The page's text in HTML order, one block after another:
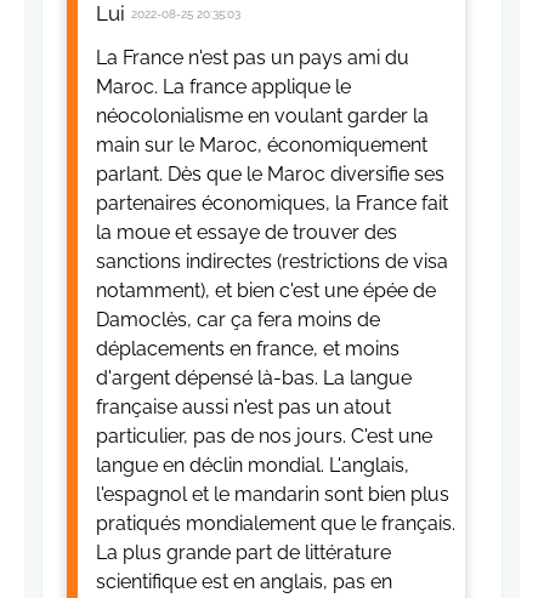
Lui 2022-08-25 20:35:03
La France n'est pas un pays ami du
Maroc. La france applique le
néocolonialisme en voulant garder la
main sur le Maroc, économiquement
parlant. Dès que le Maroc diversifie ses
partenaires économiques, la France fait
la moue et essaye de trouver des
sanctions indirectes (restrictions de visa
notamment), et bien c'est une épée de
Damoclès, car ça fera moins de
déplacements en france, et moins
d'argent dépensé là-bas. La langue
française aussi n'est pas un atout
particulier, pas de nos jours. C'est une
langue en déclin mondial. L'anglais,
l'espagnol et le mandarin sont bien plus
pratiqués mondialement que le français.
La plus grande part de littérature
scientifique est en anglais, pas en